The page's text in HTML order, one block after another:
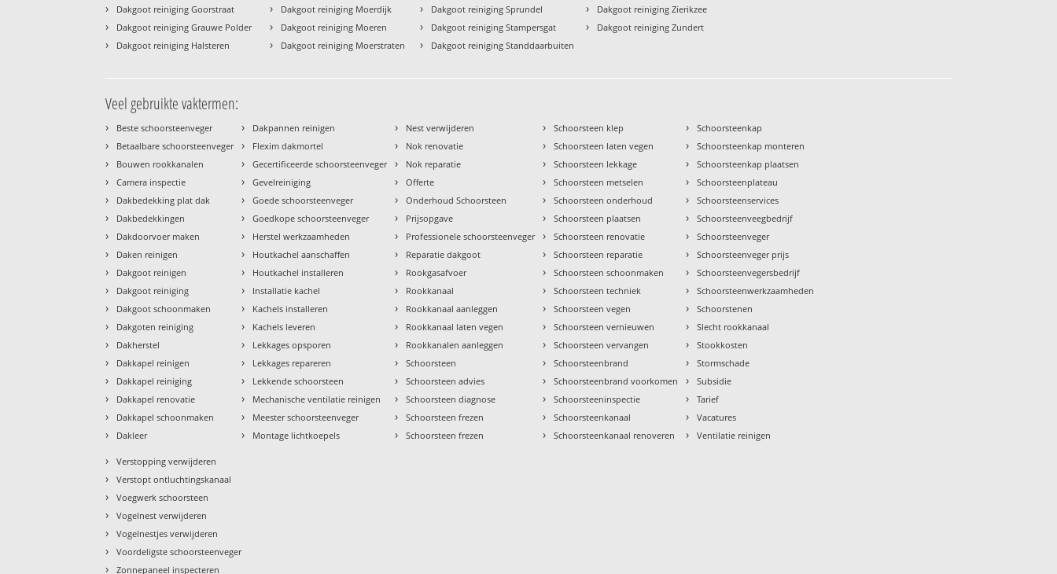
› Dakgoot reiniging Goorstraat
› Dakgoot reiniging Grauwe Polder
› Dakgoot reiniging Halsteren
› Dakgoot reiniging Moerdijk
› Dakgoot reiniging Moeren
› Dakgoot reiniging Moerstraten
› Dakgoot reiniging Sprundel
› Dakgoot reiniging Stampersgat
› Dakgoot reiniging Standdaarbuiten
› Dakgoot reiniging Zierikzee
› Dakgoot reiniging Zundert
Veel gebruikte vaktermen:
› Beste schoorsteenveger
› Betaalbare schoorsteenveger
› Bouwen rookkanalen
› Camera inspectie
› Dakbedekking plat dak
› Dakbedekkingen
› Dakdoorvoer maken
› Daken reinigen
› Dakgoot reinigen
› Dakgoot reiniging
› Dakgoot schoonmaken
› Dakgoten reiniging
› Dakherstel
› Dakkapel reinigen
› Dakkapel reiniging
› Dakkapel renovatie
› Dakkapel schoonmaken
› Dakleer
› Dakpannen reinigen
› Flexim dakmortel
› Gecertificeerde schoorsteenveger
› Gevelreiniging
› Goede schoorsteenveger
› Goedkope schoorsteenveger
› Herstel werkzaamheden
› Houtkachel aanschaffen
› Houtkachel installeren
› Installatie kachel
› Kachels installeren
› Kachels leveren
› Lekkages opsporen
› Lekkages repareren
› Lekkende schoorsteen
› Mechanische ventilatie reinigen
› Meester schoorsteenveger
› Montage lichtkoepels
› Nest verwijderen
› Nok renovatie
› Nok reparatie
› Offerte
› Onderhoud Schoorsteen
› Prijsopgave
› Professionele schoorsteenveger
› Reparatie dakgoot
› Rookgasafvoer
› Rookkanaal
› Rookkanaal aanleggen
› Rookkanaal laten vegen
› Rookkanalen aanleggen
› Schoorsteen
› Schoorsteen advies
› Schoorsteen diagnose
› Schoorsteen frezen
› Schoorsteen frezen
› Schoorsteen klep
› Schoorsteen laten vegen
› Schoorsteen lekkage
› Schoorsteen metselen
› Schoorsteen onderhoud
› Schoorsteen plaatsen
› Schoorsteen renovatie
› Schoorsteen reparatie
› Schoorsteen schoonmaken
› Schoorsteen techniek
› Schoorsteen vegen
› Schoorsteen vernieuwen
› Schoorsteen vervangen
› Schoorsteenbrand
› Schoorsteenbrand voorkomen
› Schoorsteeninspectie
› Schoorsteenkanaal
› Schoorsteenkanaal renoveren
› Schoorsteenkap
› Schoorsteenkap monteren
› Schoorsteenkap plaatsen
› Schoorsteenplateau
› Schoorsteenservices
› Schoorsteenveegbedrijf
› Schoorsteenveger
› Schoorsteenveger prijs
› Schoorsteenvegersbedrijf
› Schoorsteenwerkzaamheden
› Schoorstenen
› Slecht rookkanaal
› Stookkosten
› Stormschade
› Subsidie
› Tarief
› Vacatures
› Ventilatie reinigen
› Verstopping verwijderen
› Verstopt ontluchtingskanaal
› Voegwerk schoorsteen
› Vogelnest verwijderen
› Vogelnestjes verwijderen
› Voordeligste schoorsteenveger
› Zonnepaneel inspecteren